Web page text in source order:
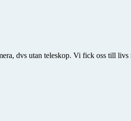
dvs utan teleskop. Vi fick oss till